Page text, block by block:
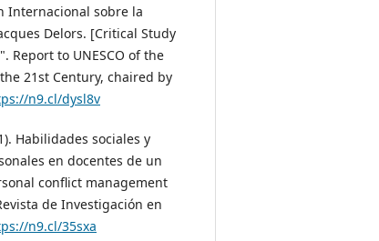
Internacional sobre la
Delors. [Critical Study
Report to UNESCO of the
21st Century, chaired by
n9.cl/dysl8v
Habilidades sociales y
en docentes de un
conflict management
de Investigación en
n9.cl/35sxa